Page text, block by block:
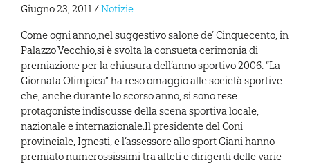
Giugno 23, 2011/Notizie
Come ogni anno,nel suggestivo salone de’ Cinquecento, in
Palazzo Vecchio,si è svolta la consueta cerimonia di
premiazione per la chiusura dell’anno sportivo 2006. “La
Giornata Olimpica” ha reso omaggio alle società sportive
che, anche durante lo scorso anno, si sono rese
protagoniste indiscusse della scena sportiva locale,
nazionale e internazionale.Il presidente del Coni
provinciale, Ignesti, e l’assessore allo sport Giani hanno
premiato numerossissimi tra alteti e dirigenti delle varie